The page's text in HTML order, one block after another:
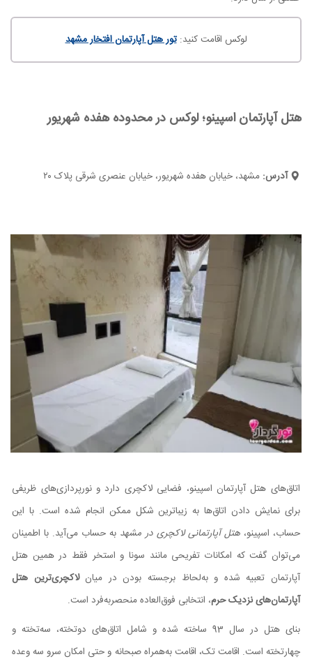
لوکس اقامت کنید:تور هتل آپارتمان افتخار مشهد
هتل آپارتمان اسپینو؛ لوکس در محدوده هفده شهریور
آدرس:مشهد، خیابان هفده شهریور، خیابان عنصری شرقی پلاک ۲۰
اتاق‌های هتل آپارتمان اسپینو، فضایی لاکچری دارد و نورپردازی‌های ظریفی
برای نمایش دادن اتاق‌ها به زیباترین شکل ممکن انجام شده است. با این
حساب، اسپینو،هتل آپارتمانی لاکچری در مشهد به حساب می‌آید. با اطمینان
می‌توان گفت که امکانات تفریحی مانند سونا و استخر فقط در همین هتل
آپارتمان تعبیه شده و به‌لحاظ برجسته بودن در میانلاکچری‌ترین هتل
آپارتمان‌های نزدیک حرم، انتخابی فوق‌العاده منحصربه‌فرد است.
بنای هتل در سال 93 ساخته شده و شامل اتاق‌های دوتخته، سه‌تخته و
چهارتخته است. اقامت تک، اقامت به‌همراه صبحانه و حتی امکان سرو سه وعده